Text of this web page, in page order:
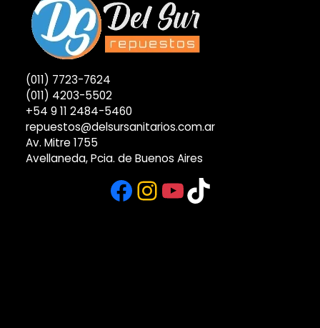
(011) 7723-7624
(011) 4203-5502
+54 9 11 2484-5460
repuestos@delsursanitarios.com.ar
Av. Mitre 1755
Avellaneda, Pcia. de Buenos Aires
Facebook
Instagram
YouTube
TikTok